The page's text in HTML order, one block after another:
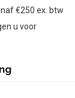
€250 ex. btw
u voor